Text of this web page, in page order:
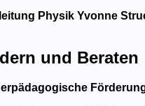
Physik Yvonne
und Beraten